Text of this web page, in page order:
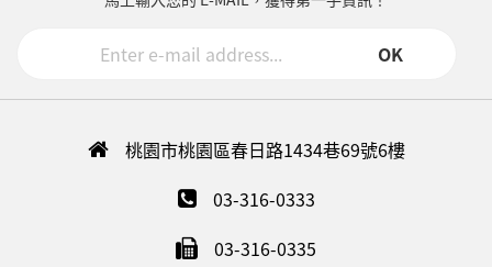
OK
桃園市桃園區春日路1434巷69號6樓
03-316-0333
03-316-0335